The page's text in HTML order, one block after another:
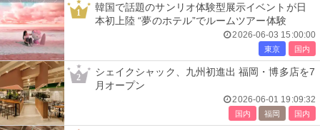
1
韓国で話題のサンリオ体験型展示イベントが日
本初上陸 “夢のホテル”でルームツアー体験
2026-06-03 15:00:00
東京 国内
2
シェイクシャック、九州初進出 福岡・博多店を7
月オープン
2026-06-01 19:09:32
国内 福岡 国内